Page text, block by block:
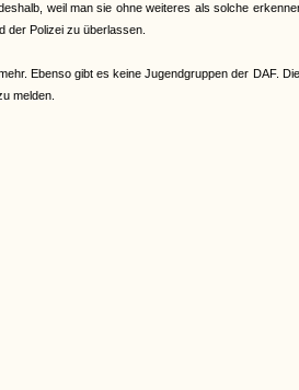
weil man sie ohne weiteres als solche
der Polizei zu überlassen.
Ebenso gibt es keine Jugendgruppen der DAF.
melden.